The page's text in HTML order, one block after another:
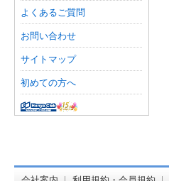
よくあるご質問
お問い合わせ
サイトマップ
初めての方へ